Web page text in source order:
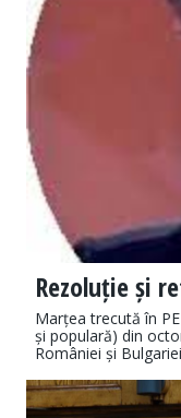
Rezoluție și
Marțea trecută în
și populară) din
României și